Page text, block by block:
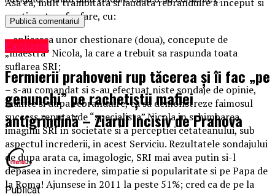
continuat en fanfare, cu:
– aplicarea unor chestionare (doua), concepute de
„maestra” Nicola, la care a trebuit sa raspunda toata
suflarea SRI;
– s-au comandat si s-au efectuat niste sondaje de opinie,
inainte si dupa rebranduire, ca sa demonstreze faimosul
success reputat de “specialista” Nicola in schimbarea
imaginii SRI in societate si a perceptiei cetateanului, sub
aspectul increderii, in acest Serviciu. Rezultatele sondajului
de dupa arata ca, imagologic, SRI mai avea putin si-l
depasea in incredere, simpatie si popularitate si pe Papa de
la Roma! Ajunsese in 2011 la peste 51%; cred ca de pe la
Exclusiv
Fermierii prahoveni rup tăcerea și îi fac „pe
genunchi” pe rachetiștii mafiei
antigrindină – Ziarul Incisiv de Prahova
Publicat